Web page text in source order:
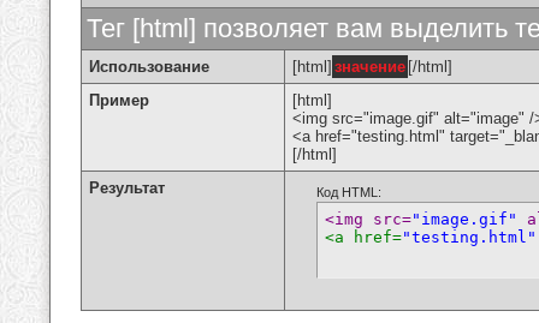
Тег [html] позволяет вам выделить
Использование [html] значение [/html]
Пример
[html]
<img src="image.gif" alt="image" /
<a href="testing.html"
[/html]
Результат
Код HTML:
<img src="image.gif"
<a href="testing.html"